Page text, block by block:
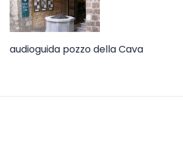
audioguida pozzo della Cava